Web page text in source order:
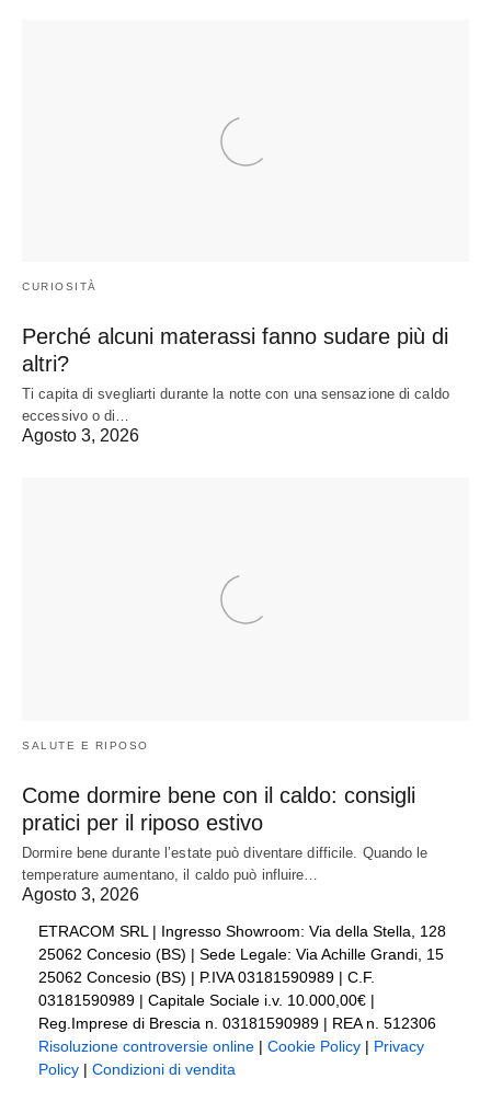
CURIOSITÀ
Perché alcuni materassi fanno sudare più di
altri?
Ti capita di svegliarti durante la notte con una sensazione di caldo
eccessivo o di…
Agosto 3, 2026
SALUTE E RIPOSO
Come dormire bene con il caldo: consigli
pratici per il riposo estivo
Dormire bene durante l’estate può diventare difficile. Quando le
temperature aumentano, il caldo può influire…
Agosto 3, 2026
ETRACOM SRL | Ingresso Showroom: Via della Stella, 128
25062 Concesio (BS) | Sede Legale: Via Achille Grandi, 15
25062 Concesio (BS) | P.IVA 03181590989 | C.F.
03181590989 | Capitale Sociale i.v. 10.000,00€ |
Reg.Imprese di Brescia n. 03181590989 | REA n. 512306
Risoluzione controversie online | Cookie Policy | Privacy
Policy | Condizioni di vendita